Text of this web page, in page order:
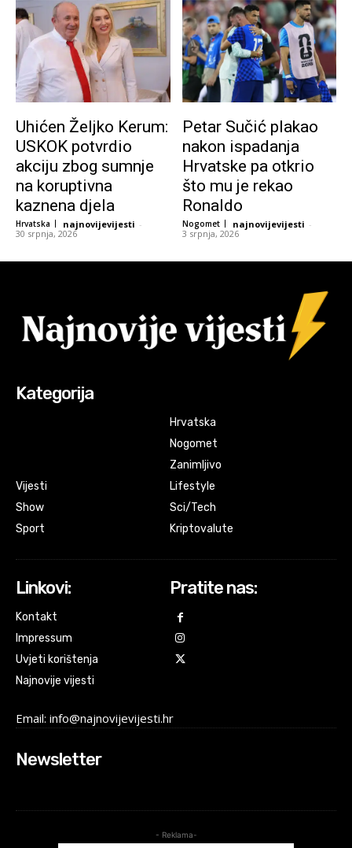
Uhićen Željko Kerum:
USKOK potvrdio
akciju zbog sumnje
na koruptivna
kaznena djela
Hrvatska najnovijevijesti -
30 srpnja, 2026
Petar Sučić plakao
nakon ispadanja
Hrvatske pa otkrio
što mu je rekao
Ronaldo
Nogomet najnovijevijesti -
3 srpnja, 2026
Kategorija
Vijesti
Show
Sport
Hrvatska
Nogomet
Zanimljivo
Lifestyle
Sci/Tech
Kriptovalute
Linkovi:
Kontakt
Impressum
Uvjeti korištenja
Najnovije vijesti
Pratite nas:
Email: info@najnovijevijesti.hr
Newsletter
- Reklama-